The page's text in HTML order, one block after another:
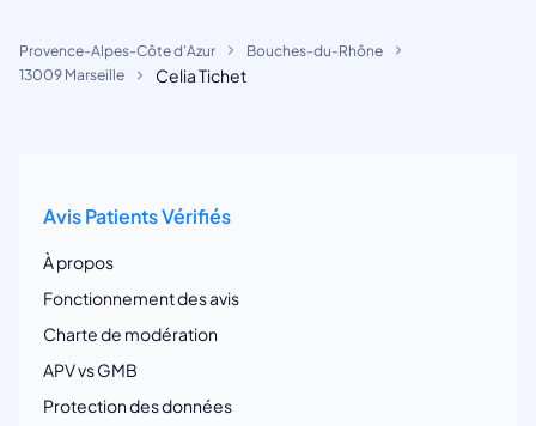
Provence-Alpes-Côte d'Azur
Bouches-du-Rhône
13009 Marseille
Celia Tichet
Avis Patients Vérifiés
À propos
Fonctionnement des avis
Charte de modération
APV vs GMB
Protection des données